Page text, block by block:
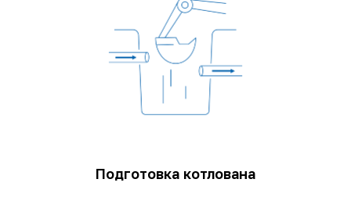
Подготовка котлована